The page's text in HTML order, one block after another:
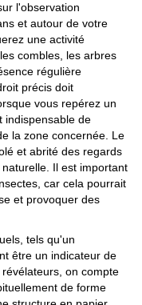
l'observation
et autour de votre
une activité
combles, les arbres
régulière
précis doit
vous repérez un
indispensable de
la zone concernée. Le
et abrité des regards
Il est important
car cela pourrait
et provoquer des
tels qu'un
être un indicateur de
on compte
de forme